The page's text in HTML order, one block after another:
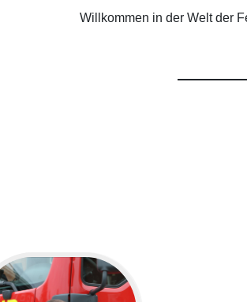
Willkommen in der Welt der